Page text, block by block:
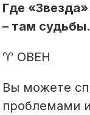
Где
– там судьбы.
♈ ОВЕН
Вы можете
проблемами